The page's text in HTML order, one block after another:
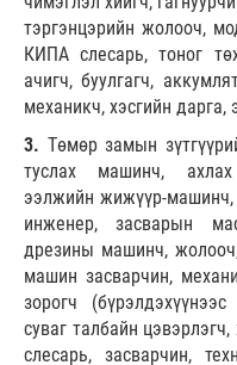
тэргэнцэрийн жолооч,
КИПА слесарь, тоног
ачигч, буулгагч,
механикч, хэсгийн
3. Төмөр замын
туслах машинч,
ээлжийн жижүүр-машинч,
инженер, засварын
дрезины машинч,
машин засварчин,
зорогч (бүрэлдэхүүнээс
суваг талбайн
слесарь, засварчин,